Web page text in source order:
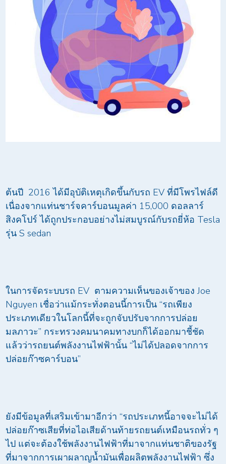
ต้นปี 2016 ได้มีอุบัติเหตุเกิดขึ้นกับรถ EV ที่มีโพรไฟล์ดี
เนื่องจากแท่นชาร์จคาร์บอนมูลค่า 15,000 ดอลลาร์
สิงคโปร์ ได้ถูกประกอบอย่างไม่สมบูรณ์กับรถยี่ห้อ Tesla
รุ่น S sedan
ในการจัดระบบรถ EV ตามความเห็นของเจ้าของ Joe
Nguyen เชื่อว่าแม้กระทั่งตอนนี้การเป็น “รถเพียง
ประเภทเดียวในโลกนี้ที่จะถูกจับปรับจากการปล่อย
มลภาวะ” กระทรวงคมนาคมทางบกก็ได้ออกมาชี้ชัด
แล้วว่ารถยนต์พลังงานไฟฟ้านั้น “ไม่ได้ปลอดจากการ
ปล่อยก๊าซคาร์บอน”
ยังมีข้อมูลที่เสริมเข้ามาอีกว่า “รถประเภทนี้อาจจะไม่ได้
ปล่อยก๊าซเสียที่ท่อไอเสียด้านท้ายรถยนต์เหมือนรถทั่ว ๆ
ไป แต่จะต้องใช้พลังงานไฟฟ้าที่มาจากแท่นชาติของรัฐ
ที่มาจากการเผาผลาญน้ำมันเพื่อผลิตพลังงานไฟฟ้า ซึ่ง